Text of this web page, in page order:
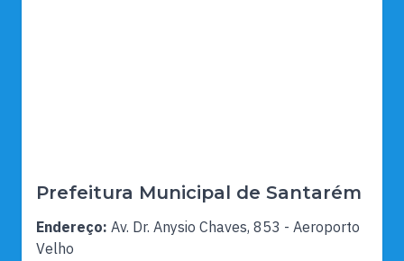
Prefeitura Municipal de Santarém
Endereço: Av. Dr. Anysio Chaves, 853 - Aeroporto
Velho